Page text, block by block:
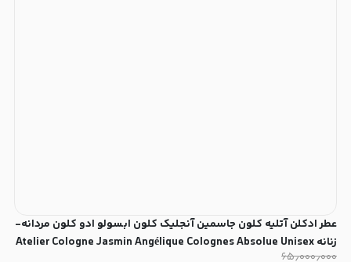
عطر ادکلن آتلیه کلون جاسمین آنجلیک کلون ابسولو ادو کلون مردانه-
زنانه Atelier Cologne Jasmin Angélique Colognes Absolue Unisex
۶۵٫۰۰۰٫۰۰۰